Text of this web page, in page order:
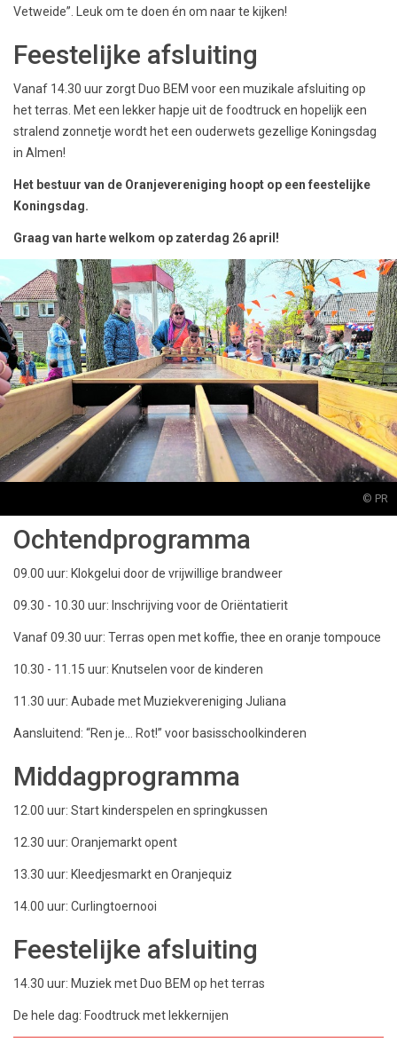
Vetweide”. Leuk om te doen én om naar te kijken!
Feestelijke afsluiting
Vanaf 14.30 uur zorgt Duo BEM voor een muzikale afsluiting op
het terras. Met een lekker hapje uit de foodtruck en hopelijk een
stralend zonnetje wordt het een ouderwets gezellige Koningsdag
in Almen!
Het bestuur van de Oranjevereniging hoopt op een feestelijke
Koningsdag.
Graag van harte welkom op zaterdag 26 april!
© PR
Ochtendprogramma
09.00 uur: Klokgelui door de vrijwillige brandweer
09.30 - 10.30 uur: Inschrijving voor de Oriëntatierit
Vanaf 09.30 uur: Terras open met koffie, thee en oranje tompouce
10.30 - 11.15 uur: Knutselen voor de kinderen
11.30 uur: Aubade met Muziekvereniging Juliana
Aansluitend: “Ren je... Rot!” voor basisschoolkinderen
Middagprogramma
12.00 uur: Start kinderspelen en springkussen
12.30 uur: Oranjemarkt opent
13.30 uur: Kleedjesmarkt en Oranjequiz
14.00 uur: Curlingtoernooi
Feestelijke afsluiting
14.30 uur: Muziek met Duo BEM op het terras
De hele dag: Foodtruck met lekkernijen